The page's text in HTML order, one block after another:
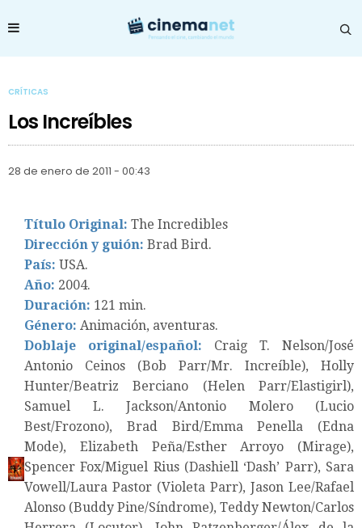
CRÍTICAS
Los Increíbles
28 de enero de 2011 - 00:43
Título Original: The Incredibles
Dirección y guión: Brad Bird.
País: USA.
Año: 2004.
Duración: 121 min.
Género: Animación, aventuras.
Doblaje original/español: Craig T. Nelson/José
Antonio Ceinos (Bob Parr/Mr. Increíble), Holly
Hunter/Beatriz Berciano (Helen Parr/Elastigirl),
Samuel L. Jackson/Antonio Molero (Lucio
Best/Frozono), Brad Bird/Emma Penella (Edna
Mode), Elizabeth Peña/Esther Arroyo (Mirage),
Spencer Fox/Miguel Rius (Dashiell ‘Dash’ Parr), Sara
Vowell/Laura Pastor (Violeta Parr), Jason Lee/Rafael
Alonso (Buddy Pine/Síndrome), Teddy Newton/Carlos